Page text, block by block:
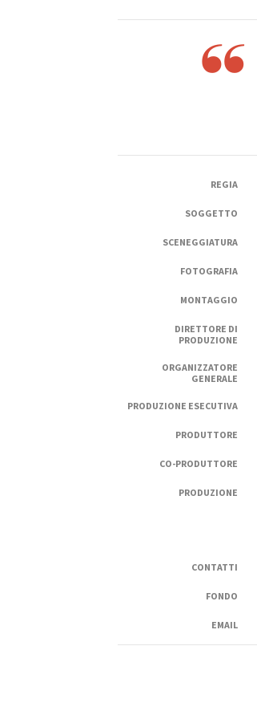
REGIA
SOGGETTO
SCENEGGIATURA
FOTOGRAFIA
MONTAGGIO
DIRETTORE DI
PRODUZIONE
ORGANIZZATORE
GENERALE
PRODUZIONE ESECUTIVA
PRODUTTORE
CO-PRODUTTORE
PRODUZIONE
CONTATTI
FONDO
EMAIL